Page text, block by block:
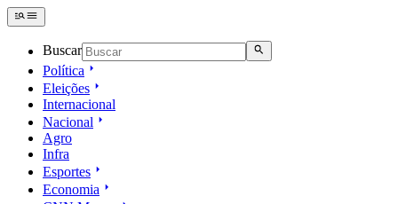
Buscar
Política
Eleições
Internacional
Nacional
Agro
Infra
Esportes
Economia